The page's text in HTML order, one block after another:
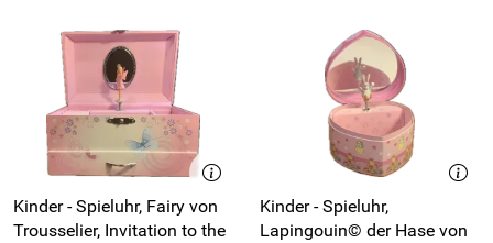
Kinder - Spieluhr, Fairy von
Trousselier, Invitation to the
Kinder - Spieluhr,
Lapingouin© der Hase von